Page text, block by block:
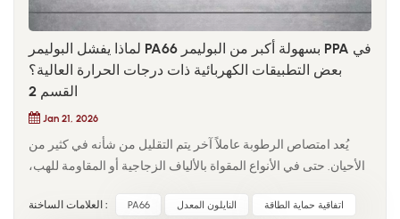
لماذا يفشل البوليمر PA66 بسهولة أكبر من البوليمر PPA في
بعض التطبيقات الكهربائية ذات درجات الحرارة العالية؟
القسم 2
Jan 21, 2026
يُعد امتصاص الرطوبة عاملاً آخر يتم التقليل من شأنه في كثير من
الأحيان. حتى في الأنواع المقواة بالألياف الزجاجية أو المقاومة للهب،
شبه العطرية. في البيئات الكهربائية، لا تقتصر آثار الرطوبة الممتصة
العلامات الساخنة : PA66 النايلون المعدل اتفاقية حماية الطاقة